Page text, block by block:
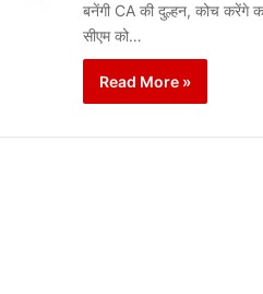
बनेंगी CA की दुल्हन, कोच करेंगे
सीएम को…
Read More »